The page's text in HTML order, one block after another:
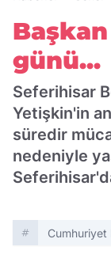
günü...
Seferihisar
Yetişkin'in
süredir
nedeniyle
Cumhuriyet